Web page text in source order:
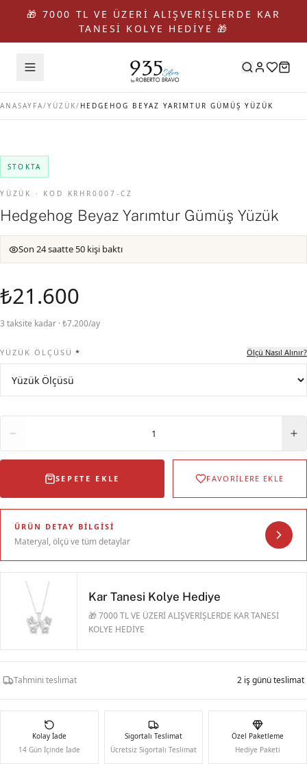
🎁 7000 TL VE ÜZERİ ALIŞVERİŞLERDE KAR
TANESİ KOLYE HEDİYE 🎁
ANASAYFA/YÜZÜK/ HEDGEHOG BEYAZ YARIMTUR GÜMÜŞ YÜZÜK
STOKTA
YÜZÜK · KOD KRHR0007-CZ
Hedgehog Beyaz Yarımtur Gümüş Yüzük
Son 24 saatte 50 kişi baktı
₺21.600
3 taksite kadar · ₺7.200/ay
YÜZÜK ÖLÇÜSÜ * Ölçü Nasıl Alınır?
1
SEPETE EKLE FAVORİLERE EKLE
ÜRÜN DETAY BILGISI
Materyal, ölçü ve tüm detaylar
Kar Tanesi Kolye Hediye
🎁 7000 TL VE ÜZERİ ALIŞVERİŞLERDE KAR TANESİ
KOLYE HEDİYE
Tahmini teslimat 2 iş günü teslimat
Kolay İade
14 Gün İçinde İade
Sigortalı Teslimat
Ücretsiz Sigortalı Teslimat
Özel Paketleme
Hediye Paketi